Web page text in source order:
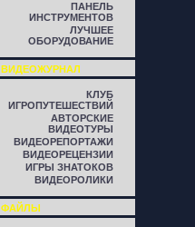
ПАНЕЛЬ
ИНСТРУМЕНТОВ
ЛУЧШЕЕ
ОБОРУДОВАНИЕ
ВИДЕОЖУРНАЛ
КЛУБ
ИГРОПУТЕШЕСТВИЙ
АВТОРСКИЕ
ВИДЕОТУРЫ
ВИДЕОРЕПОРТАЖИ
ВИДЕОРЕЦЕНЗИИ
ИГРЫ ЗНАТОКОВ
ВИДЕОРОЛИКИ
ФАЙЛЫ